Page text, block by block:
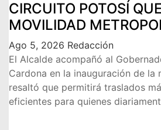
CIRCUITO POTOSÍ
MOVILIDAD
Ago 5, 2026 Redacción
El Alcalde acompañó al
Cardona en la inauguración de la
resaltó que permitirá traslados
eficientes para quienes